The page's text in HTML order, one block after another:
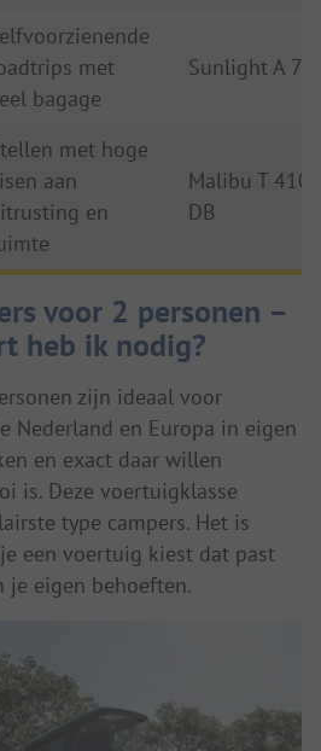
met
bagage
Sunlight A 70
met hoge
aan
en
Malibu T 410
DB
voor 2 personen –
heb ik nodig?
zijn ideaal voor
Nederland en Europa in eigen
en exact daar willen
is. Deze voertuigklasse
type campers. Het is
een voertuig kiest dat past
je eigen behoeften.